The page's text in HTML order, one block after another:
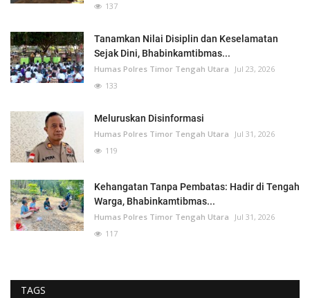
137
Tanamkan Nilai Disiplin dan Keselamatan
Sejak Dini, Bhabinkamtibmas...
Humas Polres Timor Tengah Utara
Jul 23, 2026
133
Meluruskan Disinformasi
Humas Polres Timor Tengah Utara
Jul 31, 2026
119
Kehangatan Tanpa Pembatas: Hadir di Tengah
Warga, Bhabinkamtibmas...
Humas Polres Timor Tengah Utara
Jul 31, 2026
117
TAGS